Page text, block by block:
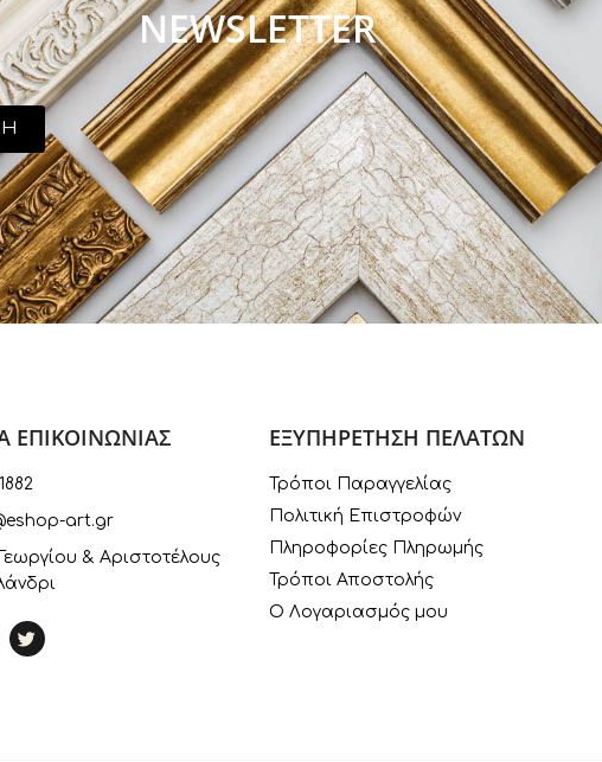
NEWSLETTER
ΕΠΙΚΟΙΝΩΝΙΑΣ
art.gr
& Αριστοτέλους
ΕΞΥΠΗΡΕΤΗΣΗ ΠΕΛΑΤΩΝ
Τρόποι Παραγγελίας
Πολιτική Επιστροφών
Πληροφορίες Πληρωμής
Τρόποι Αποστολής
Ο Λογαριασμός μου